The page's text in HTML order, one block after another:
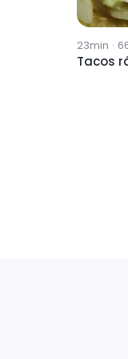
23min ·
Tacos